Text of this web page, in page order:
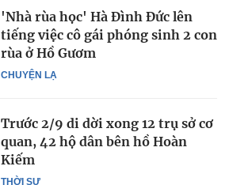
CHUYỆN LẠ
'Nhà rùa học' Hà Đình Đức lên
tiếng việc cô gái phóng sinh 2 con
rùa ở Hồ Gươm
THỜI SỰ
Trước 2/9 di dời xong 12 trụ sở cơ
quan, 42 hộ dân bên hồ Hoàn
Kiếm